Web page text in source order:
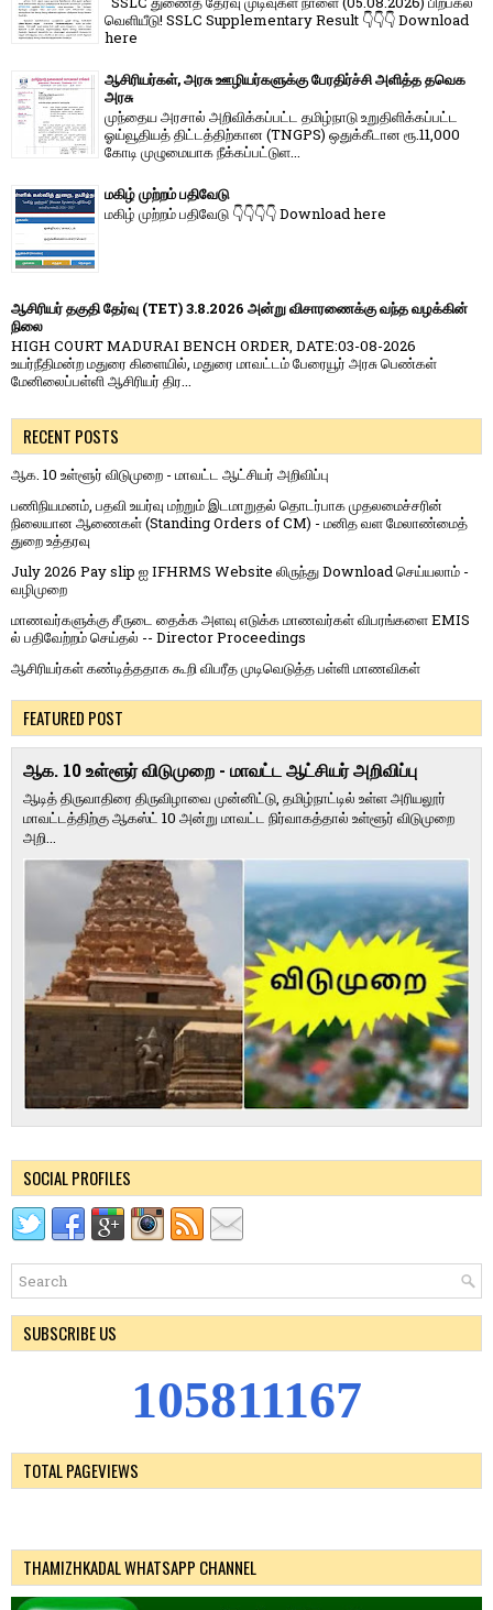
வெளியீடு! SSLC Supplementary Result 👇👇👇 Download
here
ஆசிரியர்கள், அரசு ஊழியர்களுக்கு பேரதிர்ச்சி அளித்த தவெக
அரசு
முந்தைய அரசால் அறிவிக்கப்பட்ட தமிழ்நாடு உறுதிளிக்கப்பட்ட
ஓய்வூதியத் திட்டத்திற்கான (TNGPS) ஒதுக்கீடான ரூ.11,000
கோடி முழுமையாக நீக்கப்பட்டுள...
மகிழ் முற்றம் பதிவேடு
மகிழ் முற்றம் பதிவேடு 👇👇👇👇 Download here
ஆசிரியர் தகுதி தேர்வு (TET) 3.8.2026 அன்று விசாரணைக்கு வந்த வழக்கின்
நிலை
HIGH COURT MADURAI BENCH ORDER, DATE:03-08-2026
உயர்நீதிமன்ற மதுரை கிளையில், மதுரை மாவட்டம் பேரையூர் அரசு பெண்கள்
மேனிலைப்பள்ளி ஆசிரியர் திர...
RECENT POSTS
ஆக. 10 உள்ளூர் விடுமுறை - மாவட்ட ஆட்சியர் அறிவிப்பு
பணிநியமனம், பதவி உயர்வு மற்றும் இடமாறுதல் தொடர்பாக முதலமைச்சரின்
நிலையான ஆணைகள் (Standing Orders of CM) - மனித வள மேலாண்மைத்
துறை உத்தரவு
July 2026 Pay slip ஐ IFHRMS Website லிருந்து Download செய்யலாம் -
வழிமுறை
மாணவர்களுக்கு சீருடை தைக்க அளவு எடுக்க மாணவர்கள் விபரங்களை EMIS
ல் பதிவேற்றம் செய்தல் -- Director Proceedings
ஆசிரியர்கள் கண்டித்ததாக கூறி விபரீத முடிவெடுத்த பள்ளி மாணவிகள்
FEATURED POST
ஆக. 10 உள்ளூர் விடுமுறை - மாவட்ட ஆட்சியர் அறிவிப்பு
ஆடித் திருவாதிரை திருவிழாவை முன்னிட்டு, தமிழ்நாட்டில் உள்ள அரியலூர்
மாவட்டத்திற்கு ஆகஸ்ட் 10 அன்று மாவட்ட நிர்வாகத்தால் உள்ளூர் விடுமுறை
அறி...
SOCIAL PROFILES
SUBSCRIBE US
105811167
TOTAL PAGEVIEWS
THAMIZHKADAL WHATSAPP CHANNEL